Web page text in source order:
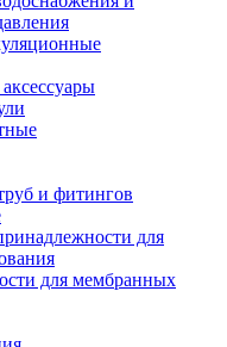
и фитингов
для
для мембранных